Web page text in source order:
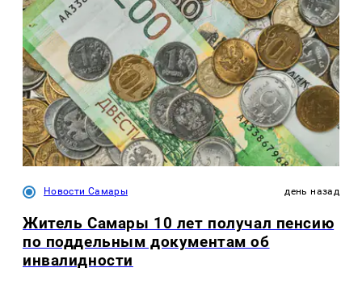
Новости Самары день назад
Житель Самары 10 лет получал пенсию
по поддельным документам об
инвалидности